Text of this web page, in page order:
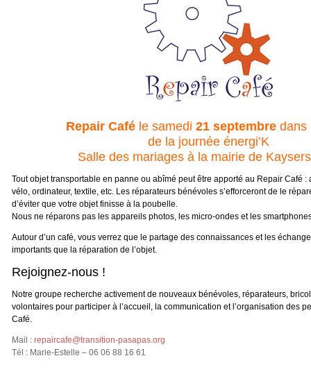
Repair Café le samedi 21 septembredans
de la journée énergi’K
Salle des mariages à la mairie de
Tout objet transportable en panne ou abîmé peut être apporté au Repair Café :
vélo, ordinateur, textile, etc. Les réparateurs bénévoles s’efforceront de le
d’éviter que votre objet finisse à la poubelle.
Nous ne réparons pas les appareils photos, les micro-ondes et les
Autour d’un café, vous verrez que le partage des connaissances et les
importants que la réparation de l’objet.
Rejoignez-nous !
Notre groupe recherche activement de nouveaux bénévoles, réparateurs,
volontaires pour participer à l’accueil, la communication et l’organisation des
Café.
Mail : repaircafe@transition-pasapas.org
Tél : Marie-Estelle – 06 06 88 16 61